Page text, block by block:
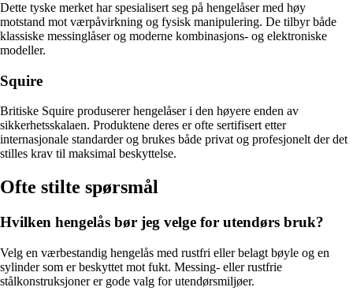
Dette tyske merket har spesialisert seg på hengelåser med høy
motstand mot værpåvirkning og fysisk manipulering. De tilbyr både
klassiske messinglåser og moderne kombinasjons- og elektroniske
modeller.
Squire
Britiske Squire produserer hengelåser i den høyere enden av
sikkerhetsskalaen. Produktene deres er ofte sertifisert etter
internasjonale standarder og brukes både privat og profesjonelt der det
stilles krav til maksimal beskyttelse.
Ofte stilte spørsmål
Hvilken hengelås bør jeg velge for utendørs bruk?
Velg en værbestandig hengelås med rustfri eller belagt bøyle og en
sylinder som er beskyttet mot fukt. Messing- eller rustfrie
stålkonstruksjoner er gode valg for utendørsmiljøer.